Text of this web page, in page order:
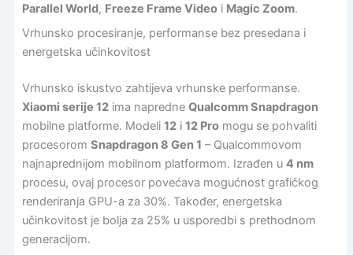
Parallel World, Freeze Frame Videoi Magic Zoom.
Vrhunsko procesiranje, performanse bez presedana i
energetska učinkovitost
Vrhunsko iskustvo zahtijeva vrhunske performanse.
Xiaomi serije 12ima napredne Qualcomm Snapdragon
mobilne platforme. Modeli 12i 12 Promogu se pohvaliti
procesorom Snapdragon 8 Gen 1 – Qualcommovom
najnaprednijom mobilnom platformom. Izrađen u 4 nm
procesu, ovaj procesor povećava mogućnost grafičkog
renderiranja GPU-a za 30%. Također, energetska
učinkovitost je bolja za 25% u usporedbi s prethodnom
generacijom.